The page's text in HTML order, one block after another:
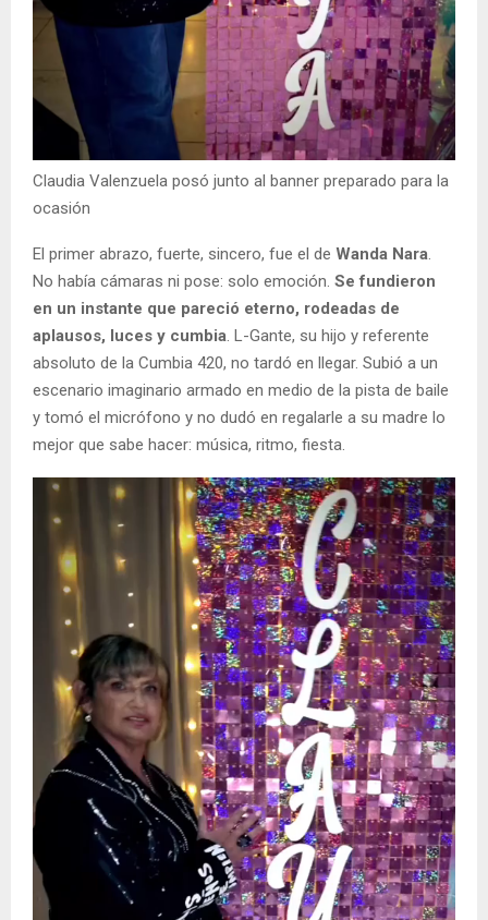
Claudia Valenzuela posó junto al banner preparado para la
ocasión
El primer abrazo, fuerte, sincero, fue el de Wanda Nara.
No había cámaras ni pose: solo emoción. Se fundieron
en un instante que pareció eterno, rodeadas de
aplausos, luces y cumbia. L-Gante, su hijo y referente
absoluto de la Cumbia 420, no tardó en llegar. Subió a un
escenario imaginario armado en medio de la pista de baile
y tomó el micrófono y no dudó en regalarle a su madre lo
mejor que sabe hacer: música, ritmo, fiesta.